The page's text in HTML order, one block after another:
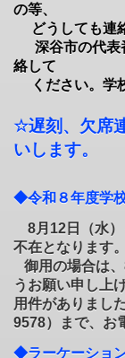
の等、
どうしても連
深谷市の代表
絡して
ください。学
☆遅刻、 欠席
いします。
◆令和８年度学
8月 12 日（水）
不在となります。
御用の場合は、
うお願い申し上
用件がありまし
9578）まで、お
◆ラーケーショ